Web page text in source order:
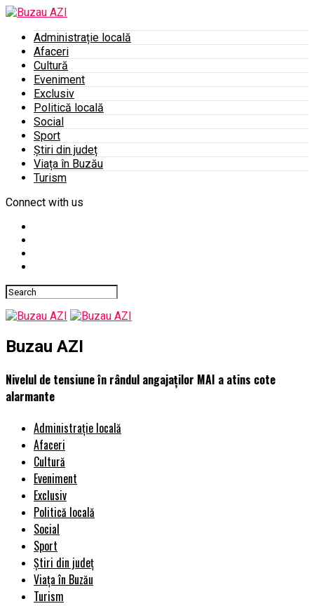
Administrație locală
Afaceri
Cultură
Eveniment
Exclusiv
Politică locală
Social
Sport
Știri din județ
Viața în Buzău
Turism
Connect with us
Buzau AZI
Nivelul de tensiune în rândul angajaților MAI a atins cote
alarmante
Administrație locală
Afaceri
Cultură
Eveniment
Exclusiv
Politică locală
Social
Sport
Știri din județ
Viața în Buzău
Turism